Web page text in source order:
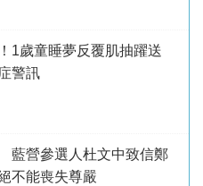
1歲童睡夢反覆肌抽躍送
警訊
藍營參選人杜文中致信鄭
不能喪失尊嚴